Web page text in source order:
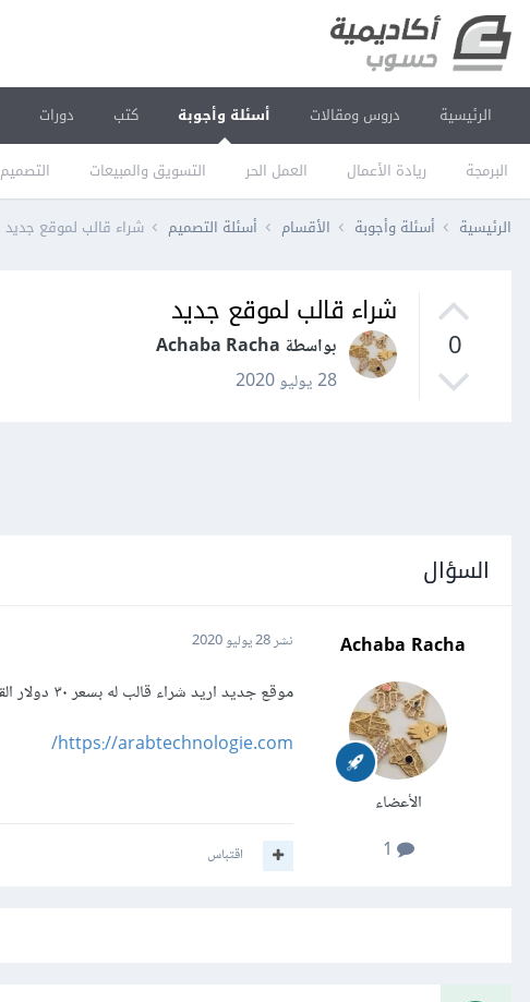
الرئيسية دروس ومقالات أسئلة وأجوبة
البرمجة ريادة الأعمال العمل الحر التسويق والمبيعات التصميم
كتب دورات
الرئيسية أسئلة وأجوبة الأقسام أسئلة التصميم شراء قالب لموقع جديد
0
شراء قالب لموقع جديد
بواسطة Achaba Racha
28 يوليو 2020
السؤال
Achaba Racha
الأعضاء
نشر28 يوليو 2020
موقع جديد اريد شراء قالب له بسعر ٣٠ دولار القالب يكون بسيط بلونين او تلاتة فقط متل الوان الموقع الحالية
https://arabtechnologie.com/
اقتباس